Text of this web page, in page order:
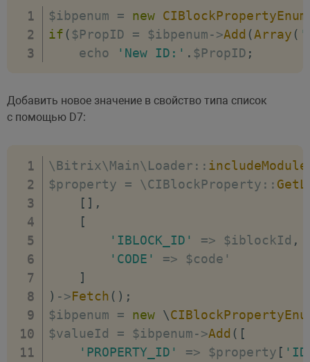
$ibpenum = new CIBlockPropertyEnum
if ( $PropID = $ibpenum->Add (Array (
    echo
'New ID:' . $PropID ;
Добавить новое значение в свойство типа список
с помощью D7:
\Bitrix\Main\Loader : : includeModule
$property = \CIBlockProperty : :
[ ] ,
[
'IBLOCK_ID'
=> $iblockId ,
'CODE'
=> $code'
]
) ->Fetch ( ) ;
$ibpenum = new \
$valueId = $ibpenum->Add ( [
'PROPERTY_ID'
=> $property [